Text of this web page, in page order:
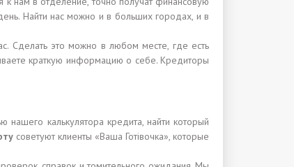
Найти нас можно и в больших городах, и в
Сделать это можно в любом месте, где есть
краткую информацию о себе. Кредиторы
калькулятора кредита, найти который
советуют клиенты «Ваша Готівочка», которые